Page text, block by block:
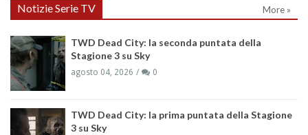
Notizie Serie TV More »
TWD Dead City: la seconda puntata della
Stagione 3 su Sky
agosto 04, 2026 0
TWD Dead City: la prima puntata della Stagione
3 su Sky